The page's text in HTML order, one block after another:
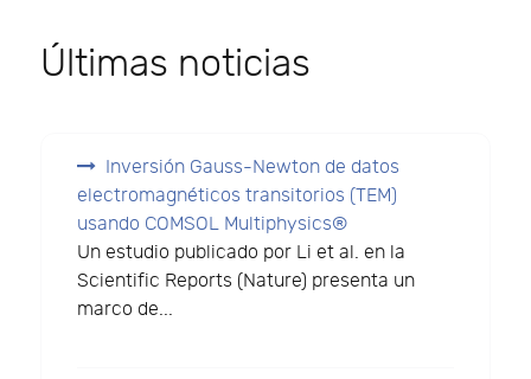
Últimas noticias
Inversión Gauss-Newton de datos
electromagnéticos transitorios (TEM)
usando COMSOL Multiphysics®
Un estudio publicado por Li et al. en la
Scientific Reports (Nature) presenta un
marco de...